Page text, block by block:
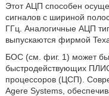
Этот АЦП способен
сигналов с шириной
ГГц. Аналогичные АЦП
выпускаются фирмой
БОС (см. фиг. 1) может
быстродействующих
процессоров (ЦСП).
Agere Systems,